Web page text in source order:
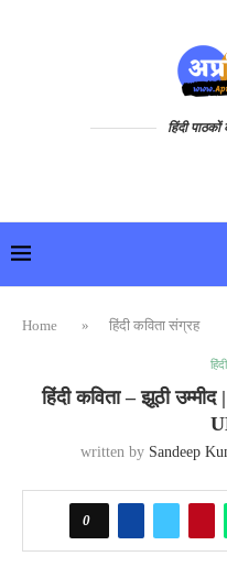
हिंदी
Home » हिंदी कविता संग्रह
हिंदी कविता – झूठी
written by Sandeep
0